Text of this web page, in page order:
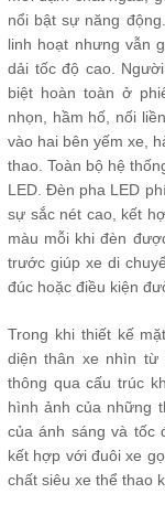
nổi bật sự năng
linh hoạt nhưng vẫn
dải tốc độ cao.
biệt hoàn toàn ở
nhọn, hầm hố, nối
vào hai bên yếm xe,
thao. Toàn bộ hệ
LED. Đèn pha LED
sự sắc nét cao, kết
màu mỗi khi đèn
trước giúp xe di
đúc hoặc điều kiện
Trong khi thiết kế
diện thân xe nhìn từ
thông qua cấu trúc
hình ảnh của những
của ánh sáng và tốc
kết hợp với đuôi xe
chất siêu xe thể thao